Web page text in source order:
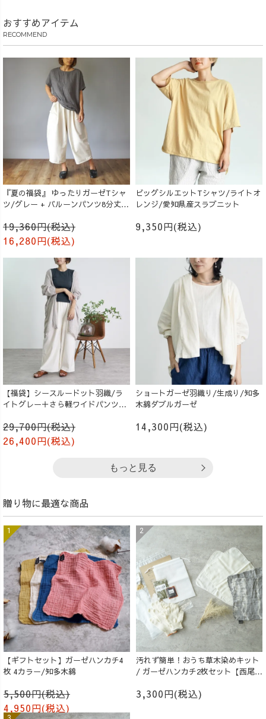
おすすめアイテム
RECOMMEND
『夏の福袋』 ゆったりガーゼTシャ
ツ/グレー + バルーンパンツ8分丈/
19,360円(税込)
16,280円(税込)
ビッグシルエットTシャツ/ライトオ
レンジ/愛知県産スラブニット
9,350円(税込)
【福袋】シースルードット羽織/ラ
イトグレー＋さら軽ワイドパンツ/
29,700円(税込)
26,400円(税込)
ショートガーゼ羽織り/生成り/知多
木綿ダブルガーゼ
14,300円(税込)
もっと見る
贈り物に最適な商品
【ギフトセット】ガーゼハンカチ4
枚 4カラー/知多木綿
5,500円(税込)
4,950円(税込)
汚れず簡単！おうち草木染めキット
/ ガーゼハンカチ2枚セット【西尾の
3,300円(税込)